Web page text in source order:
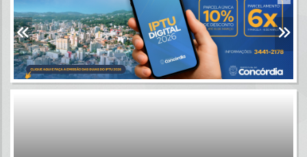
Portais
Por favor, aguarde...